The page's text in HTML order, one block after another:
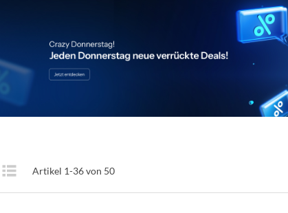
Anzeigen
Liste Artikel 1-36von 50